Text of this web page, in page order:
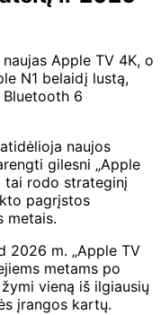
Apple TV 4K, o
N1 belaidį lustą,
6
naujos
gilesni „Apple
tai rodo strateginį
pagrįstos
metais.
2026 m. „Apple TV
metams po
vieną iš ilgiausių
įrangos kartų.